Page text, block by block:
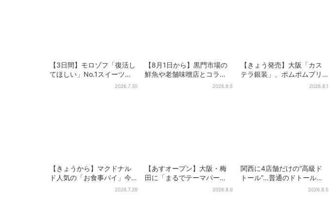
【3日間】モロゾフ「復活し
てほしい」No.1スイーツ、2
万3865票から選ばれた名作
2026.7.30
【8月1日から】黒門市場の
鮮魚や老舗味噌店とコラ
ボ、大阪・なんばのホテル
2026.8.5
【きょう発売】大阪「カス
テラ銀装」、ポムポムプリ
ンと初コラボ 紙袋まで限
2026.8.1
【きょうから】マクドナル
ド人気の「お食事パイ」今
年も登場、熱々とろ～り夏
2026.7.29
【あすオープン】大阪・梅
田に「まるでテーマパー
ク」な巨大スポーツ店、461
2026.8.6
関西に4店舗だけの“高級ド
トール”…普通のドトール
と、何が違う？コーヒーは
2026.8.5